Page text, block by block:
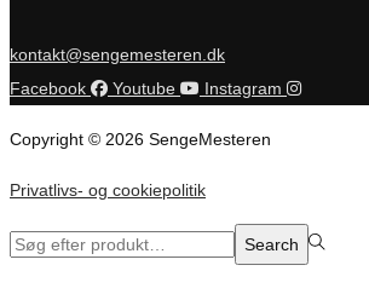
kontakt@sengemesteren.dk
Facebook
Youtube Instagram
Copyright © 2026 SengeMesteren
Privatlivs- og cookiepolitik
Search
Search